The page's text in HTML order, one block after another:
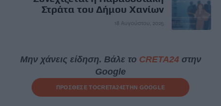
Στράτα του Δήμου Χανίων
18 Αυγούστου, 2025
Μην χάνεις είδηση. Βάλε το CRETA24στην
Google
ΠΡΟΣΘΕΣΕ ΤΟCRETA24ΣΤΗΝ GOOGLE